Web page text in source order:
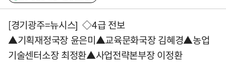
[경기광주=뉴시스] ◇4급 전보
▲기획재정국장 윤은미▲교육문화국장 김혜경▲농업
기술센터소장 최정환▲사업전략본부장 이정환